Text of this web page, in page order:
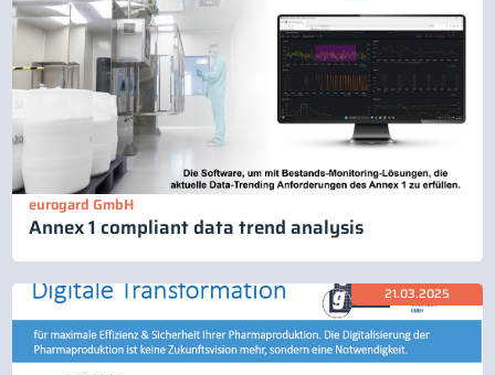
eurogard GmbH
Annex 1 compliant data trend analysis
21.03.2025